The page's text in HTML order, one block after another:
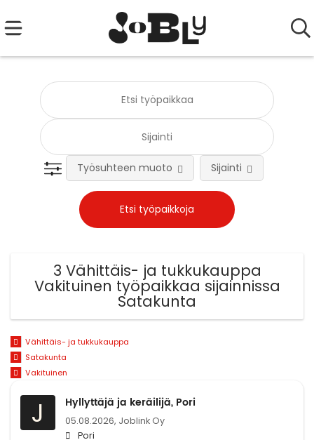
Työsuhteen muoto Sijainti
3 Vähittäis- ja tukkukauppa
Vakituinen työpaikkaa sijainnissa
Satakunta
Vähittäis- ja tukkukauppa
Satakunta
Vakituinen
J Hyllyttäjä ja keräilijä, Pori
05.08.2026, Joblink Oy
Pori